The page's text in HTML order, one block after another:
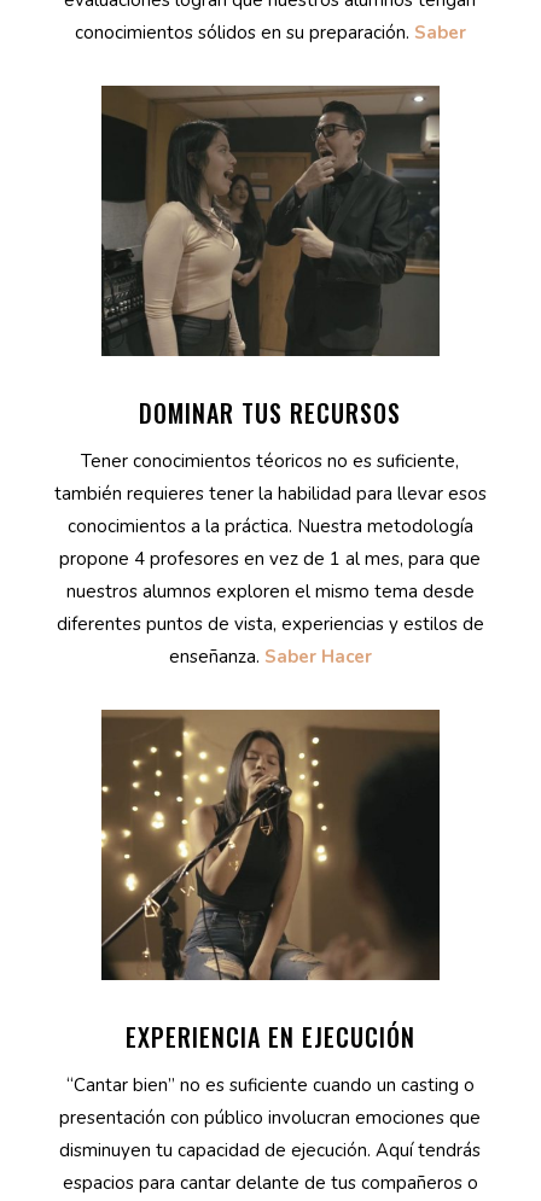
conocimientos sólidos en su preparación. Saber
DOMINAR TUS RECURSOS
Tener conocimientos téoricos no es suficiente,
también requieres tener la habilidad para llevar esos
conocimientos a la práctica. Nuestra metodología
propone 4 profesores en vez de 1 al mes, para que
nuestros alumnos exploren el mismo tema desde
diferentes puntos de vista, experiencias y estilos de
enseñanza. Saber Hacer
EXPERIENCIA EN EJECUCIÓN
“Cantar bien” no es suficiente cuando un casting o
presentación con público involucran emociones que
disminuyen tu capacidad de ejecución. Aquí tendrás
espacios para cantar delante de tus compañeros o